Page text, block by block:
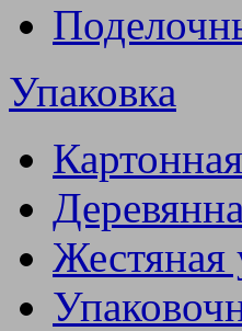
Упаковка
Жестяная